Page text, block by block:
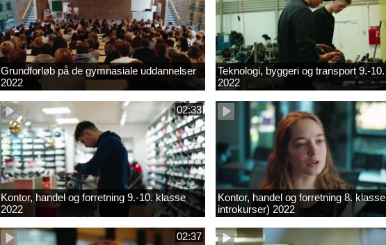
Grundforløb på de gymnasiale uddannelser
2022
Teknologi, byggeri og transport 9.-
2022
02:33
Kontor, handel og forretning 9.-10. klasse
2022
Kontor, handel og forretning 8.
introkurser) 2022
02:37